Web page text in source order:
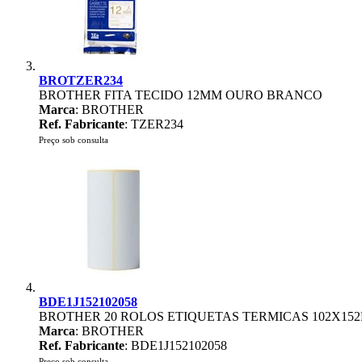
BROTZER234
BROTHER FITA TECIDO 12MM OURO BRANCO
Marca: BROTHER
Ref. Fabricante: TZER234
Preço sob consulta
BDE1J152102058
BROTHER 20 ROLOS ETIQUETAS TERMICAS
Marca: BROTHER
Ref. Fabricante: BDE1J152102058